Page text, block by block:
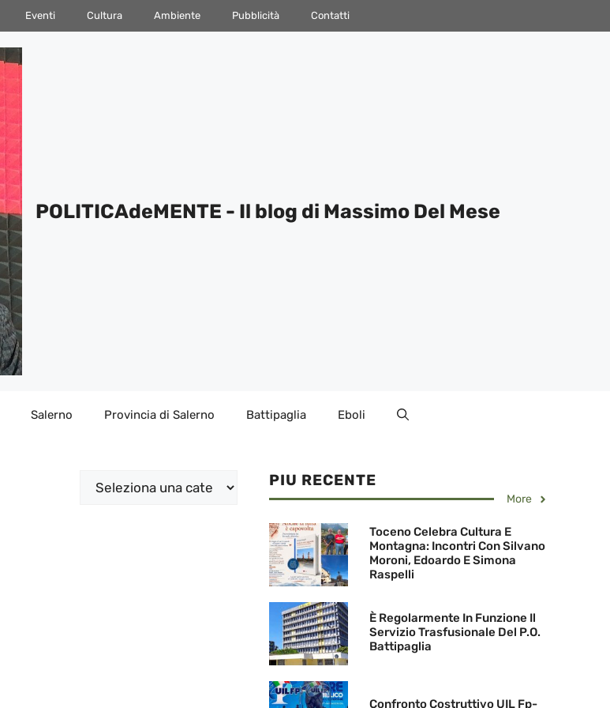
Eventi Cultura Ambiente Pubblicità Contatti
POLITICAdeMENTE - Il blog di Massimo Del Mese
Salerno Provincia di Salerno Battipaglia Eboli
Categorie PIU RECENTE
More
Toceno Celebra Cultura E
Montagna: Incontri Con Silvano
Moroni, Edoardo E Simona
Raspelli
È Regolarmente In Funzione Il
Servizio Trasfusionale Del P.O.
Battipaglia
Confronto Costruttivo UIL Fp-